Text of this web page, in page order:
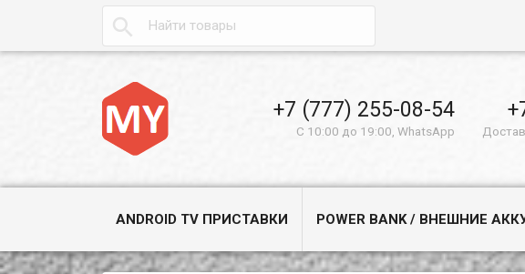

+7 (777) 255-08-54
С 10:00 до 19:00, WhatsApp
ANDROID TV ПРИСТАВКИ POWER BANK / ВНЕШНИЕ